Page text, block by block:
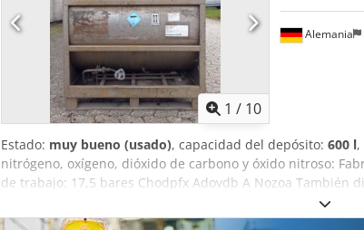
1 / 10
Alemania
Estado: muy bueno (usado), capacidad del depósito: 600 l
nitrógeno, oxígeno, dióxido de carbono y óxido nitroso:
de trabajo: 17,5 bares Chodpfx Adovdb A Nozoa También
LAR, GNL y CO2, argón, oxígeno, nitrógeno y dióxido de
prepararemos una oferta o le proporcionaremos